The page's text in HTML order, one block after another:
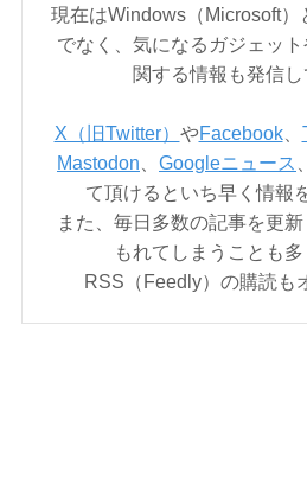
現在はWindows（Microsoft
でなく、気になるガジェッ
関する情報も発信し
X（旧Twitter） やFacebook、
Mastodon
Googleニュース
て頂けるといち早く情報
また、毎日多数の記事を更
もれてしまうことも多
RSS（Feedly）の購読も